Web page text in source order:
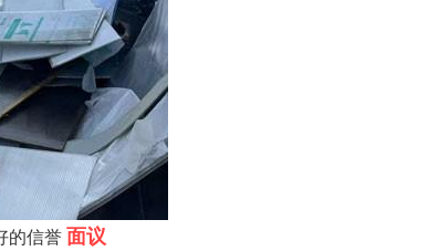
的信誉面议